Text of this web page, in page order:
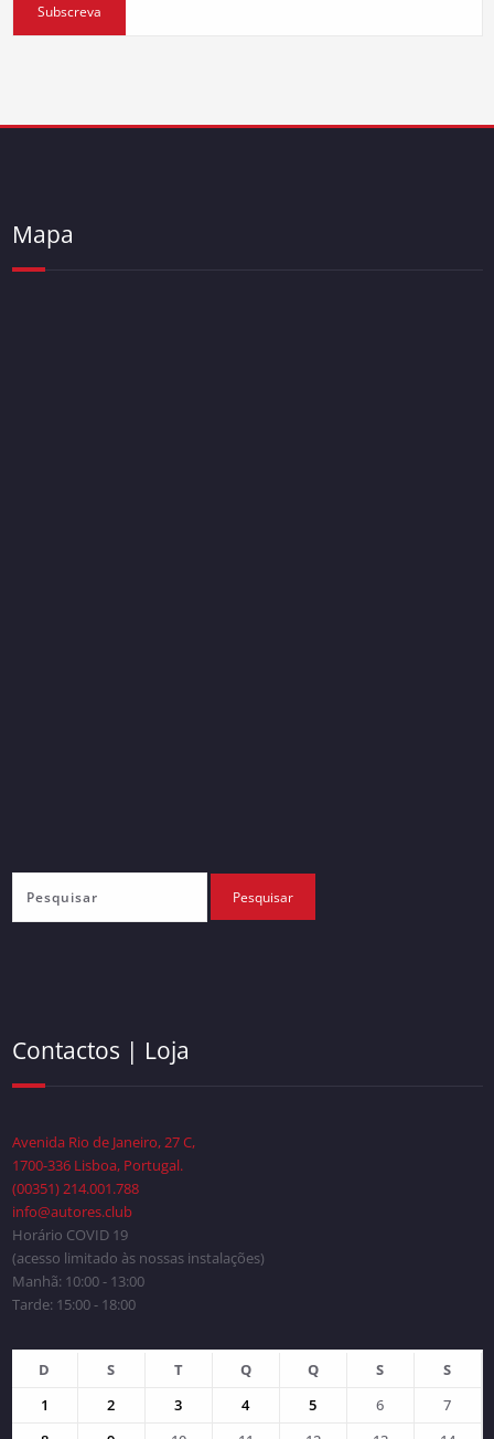
Subscreva
Mapa
Contactos | Loja
Avenida Rio de Janeiro, 27 C,
1700-336 Lisboa, Portugal.
(00351) 214.001.788
info@autores.club
Horário COVID 19
(acesso limitado às nossas instalações)
Manhã: 10:00 - 13:00
Tarde: 15:00 - 18:00
D S T Q Q S
S
1
2 3 4 5 6
7